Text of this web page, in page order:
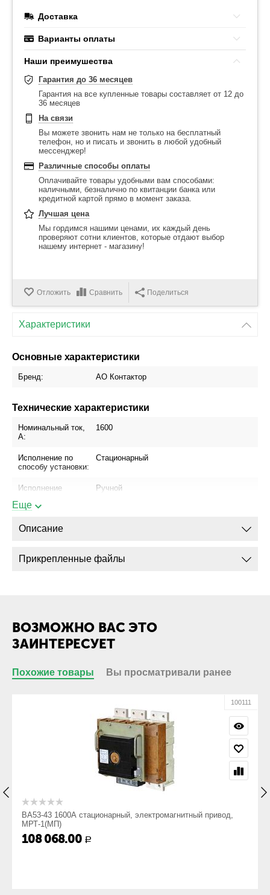
Доставка
Варианты оплаты
Наши преимушества
Гарантия до 36 месяцев
Гарантия на все купленные товары составляет от 12 до
36 месяцев
На связи
Вы можете звонить нам не только на бесплатный
телефон, но и писать и звонить в любой удобный
мессенджер!
Различные способы оплаты
Оплачивайте товары удобными вам способами:
наличными, безналично по квитанции банка или
кредитной картой прямо в момент заказа.
Лучшая цена
Мы гордимся нашими ценами, их каждый день
проверяют сотни клиентов, которые отдают выбор
нашему интернет - магазину!
Отложить Сравнить Поделиться
Характеристики
Основные характеристики
Бренд: АО Контактор
Технические характеристики
Номинальный ток,
А:
1600
Исполнение по
способу установки:
Стационарный
Исполнение
Ручной
кабеля без
наконечника:
Габариты
48
Еще
Описание
Прикрепленные файлы
ВОЗМОЖНО ВАС ЭТО
ЗАИНТЕРЕСУЕТ
Похожие товары Вы просматривали ранее
100111
ВА53-43 1600А стационарный, электромагнитный привод,
МРТ-1(МП)
108 068.00 Р